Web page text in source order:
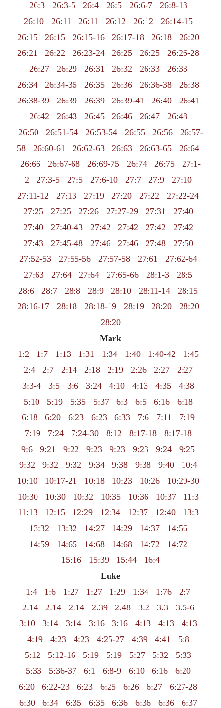
26:3
26:3-5 26:4 26:5 26:6-7
26:8-13
26:10
26:11 26:11 26:12 26:12
26:14-15
26:15
26:15 26:15-16 26:17-18 26:18
26:20
26:21
26:22 26:23-24 26:25 26:25
26:26-28
26:27
26:29 26:31 26:32 26:33
26:33
26:34
26:34-35 26:35 26:36 26:36-38
26:38
26:38-39
26:39 26:39 26:39-41 26:40
26:41
26:42
26:43 26:45 26:46 26:47
26:48
26:50
26:51-54 26:53-54 26:55 26:56
26:57-
58
26:60-61 26:62-63 26:63 26:63-65
26:64
26:66
26:67-68 26:69-75 26:74 26:75
27:1-
2
27:3-5 27:5 27:6-10 27:7 27:9
27:10
27:11-12
27:13 27:19 27:20 27:22
27:22-24
27:25
27:25 27:26 27:27-29 27:31
27:40
27:40
27:40-43 27:42 27:42 27:42
27:42
27:43
27:45-48 27:46 27:46 27:48
27:50
27:52-53
27:55-56 27:57-58 27:61
27:62-64
27:63
27:64 27:64 27:65-66 28:1-3
28:5
28:6
28:7 28:8 28:9 28:10 28:11-14
28:15
28:16-17
28:18 28:18-19 28:19 28:20
28:20
28:20
Mark
1:2
1:7 1:13 1:31 1:34 1:40 1:40-42
1:45
2:4
2:7 2:14 2:18 2:19 2:26 2:27
2:27
3:3-4
3:5 3:6 3:24 4:10 4:13 4:35
4:38
5:10
5:19 5:35 5:37 6:3 6:5 6:16
6:18
6:18
6:20 6:23 6:23 6:33 7:6 7:11
7:19
7:19
7:24 7:24-30 8:12 8:17-18
8:17-18
9:6
9:21 9:22 9:23 9:23 9:23 9:24
9:25
9:32
9:32 9:32 9:34 9:38 9:38 9:40
10:4
10:10
10:17-21 10:18 10:23 10:26
10:29-30
10:30
10:30 10:32 10:35 10:36 10:37
11:3
11:13
12:15 12:29 12:34 12:37 12:40
13:3
13:32
13:32 14:27 14:29 14:37
14:56
14:59
14:65 14:68 14:68 14:72
14:72
15:16
15:39 15:44
16:4
Luke
1:4
1:6 1:27 1:27 1:29 1:34 1:76
2:7
2:14
2:14 2:14 2:39 2:48 3:2 3:3
3:5-6
3:10
3:14 3:14 3:16 3:16 4:13 4:13
4:13
4:19
4:23 4:23 4:25-27 4:39 4:41
5:8
5:12
5:12-16 5:19 5:19 5:27 5:32
5:33
5:33
5:36-37 6:1 6:8-9 6:10 6:16
6:20
6:20
6:22-23 6:23 6:25 6:26 6:27
6:27-28
6:30
6:34 6:35 6:35 6:36 6:36 6:36
6:37